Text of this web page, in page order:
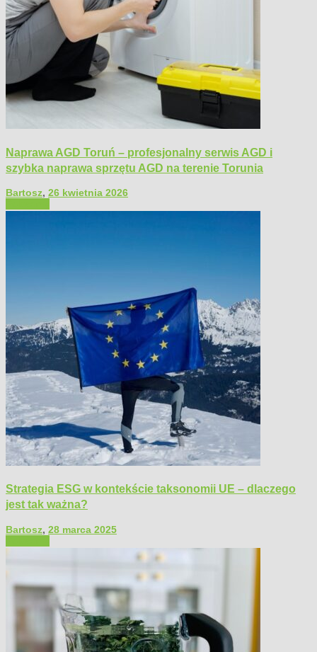
Naprawa AGD Toruń – profesjonalny serwis AGD i
szybka naprawa sprzętu AGD na terenie Torunia
Bartosz, 26 kwietnia 2026
Strategia ESG w kontekście taksonomii UE – dlaczego
jest tak ważna?
Bartosz, 28 marca 2025